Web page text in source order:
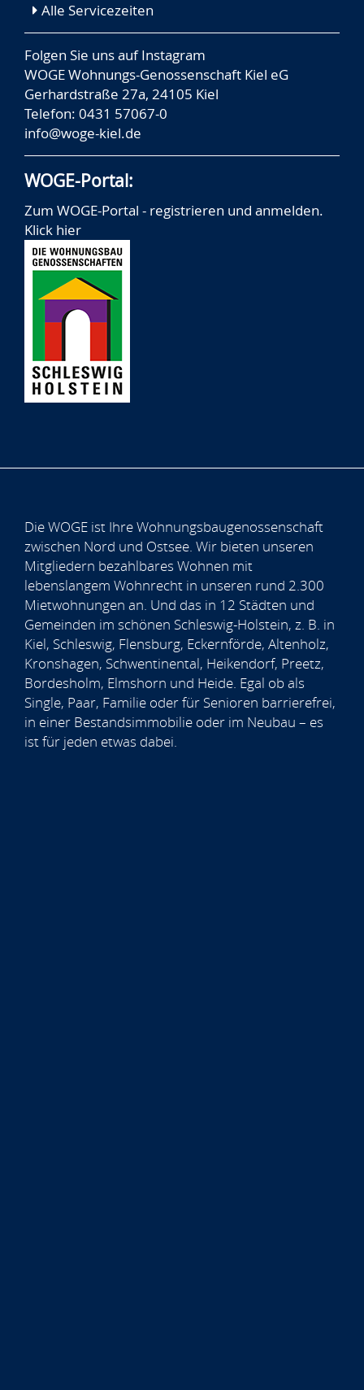
Alle Servicezeiten
Folgen Sie uns aufInstagram
WOGE Wohnungs-Genossenschaft Kiel eG
Gerhardstraße 27a, 24105 Kiel
Telefon: 0431 57067-0
info@woge-kiel.de
WOGE-Portal:
Zum WOGE-Portal - registrieren und anmelden.
Klick hier
Die WOGE ist Ihre Wohnungsbaugenossenschaft
zwischen Nord und Ostsee. Wir bieten unseren
Mitgliedern bezahlbares Wohnen mit
lebenslangem Wohnrecht in unseren rund 2.300
Mietwohnungen an. Und das in 12 Städten und
Gemeinden im schönen Schleswig-Holstein, z. B. in
Kiel, Schleswig, Flensburg, Eckernförde, Altenholz,
Kronshagen, Schwentinental, Heikendorf, Preetz,
Bordesholm, Elmshorn und Heide. Egal ob als
Single, Paar, Familie oder für Senioren barrierefrei,
in einer Bestandsimmobilie oder im Neubau – es
ist für jeden etwas dabei.